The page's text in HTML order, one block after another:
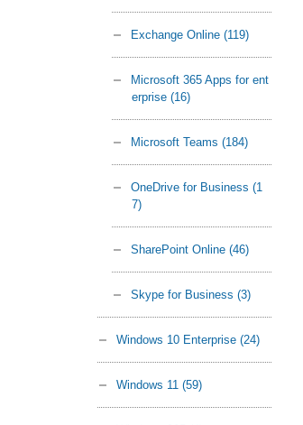
Exchange Online (119)
Microsoft 365 Apps for ent
erprise (16)
Microsoft Teams (184)
OneDrive for Business (1
7)
SharePoint Online (46)
Skype for Business (3)
Windows 10 Enterprise (24)
Windows 11 (59)